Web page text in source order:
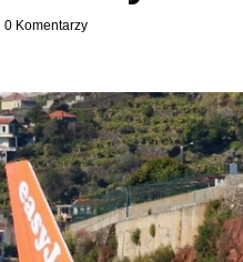
0 Komentarzy